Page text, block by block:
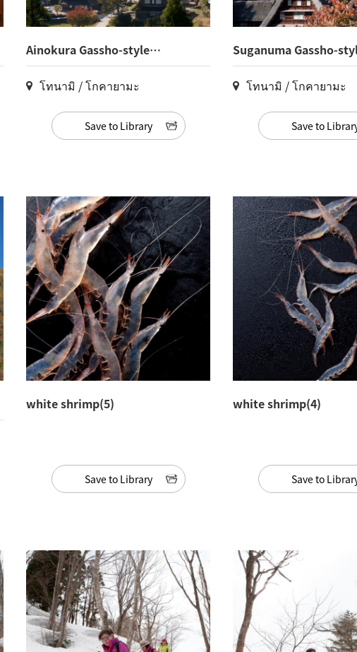
Ainokura Gassho-style
Village(38)
โทนามิ / โกคายามะ
Save to Library
Suganuma Gassho-
Village(30)
โทนามิ / โกคายามะ
Save to
white shrimp(5)
Save to Library
white shrimp(4)
Save to